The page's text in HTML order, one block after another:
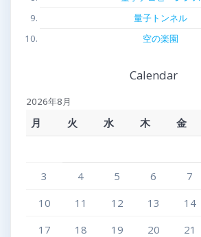
量子トンネル
空の楽園
Calendar
2026年8月
月 火 水 木 金
3
4 5 6 7
10
11 12 13 14
17
18 19 20 21